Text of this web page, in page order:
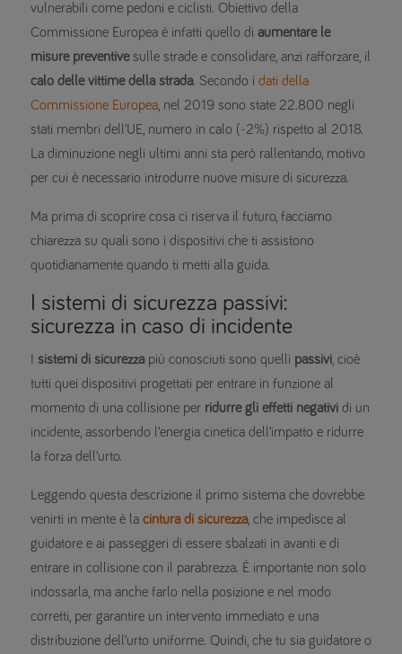
vulnerabili come pedoni e ciclisti. Obiettivo della
Commissione Europea è infatti quello di aumentare le
misure preventivesulle strade e consolidare, anzi rafforzare, il
calo delle vittime della strada. Secondo i dati della
Commissione Europea, nel 2019 sono state 22.800 negli
stati membri dell’UE, numero in calo (-2%) rispetto al 2018.
La diminuzione negli ultimi anni sta però rallentando, motivo
per cui è necessario introdurre nuove misure di sicurezza.
Ma prima di scoprire cosa ci riserva il futuro, facciamo
chiarezza su quali sono i dispositivi che ti assistono
quotidianamente quando ti metti alla guida.
I sistemi di sicurezza passivi:
sicurezza in caso di incidente
sistemi di sicurezza più conosciuti sono quelli passivi, cioè
tutti quei dispositivi progettati per entrare in funzione al
momento di una collisione per ridurre gli effetti negativi di un
incidente, assorbendo l’energia cinetica dell’impatto e ridurre
la forza dell’urto.
Leggendo questa descrizione il primo sistema che dovrebbe
venirti in mente è la cintura di sicurezza, che impedisce al
guidatore e ai passeggeri di essere sbalzati in avanti e di
entrare in collisione con il parabrezza. È importante non solo
indossarla, ma anche farlo nella posizione e nel modo
corretti, per garantire un intervento immediato e una
distribuzione dell’urto uniforme. Quindi, che tu sia guidatore o